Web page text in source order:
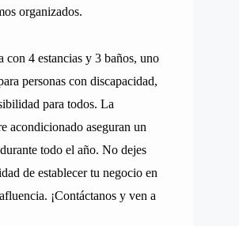
organizados.
con 4 estancias y 3 baños, uno
personas con discapacidad,
para todos. La
acondicionado aseguran un
todo el año. No dejes
de establecer tu negocio en
¡Contáctanos y ven a